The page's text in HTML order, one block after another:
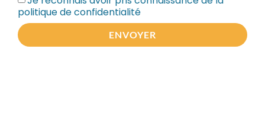
politique de confidentialité
ENVOYER